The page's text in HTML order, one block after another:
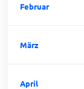
Februar
März
April